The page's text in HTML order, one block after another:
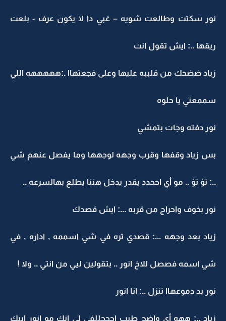
نور سكتت وطالعت شويه – غبي دا لا يكون عرف - بلعت
ريقها ..: ايش تقول انت
زياد ضضحك من قلببه عليها وعلى فجعتهاا .:هههههه اللي
سممعتي يا حلوه
نور دفته وجات بتمشي
بس زياد وقفها وقرب وجهه لوجهها وما يفصل عنهم شي
..: تؤ تؤ .. مو أي اححدد يقدر يدخل هننا يطلع بهالسرعه ..
نور بخوف واحراج من قربه ...: ايش قصدك
زياد بعد وجهه ...: قصدي تره في شي اسممه , اداره , في
شي اسمه فصصل للاخ انور .. بتقولين ليي من انتي .. ولا !
نور بد دموعهاا تنزل ..: انا انور
زياد ..: ههه أي واضح طيب احححللفي لي انك مو انور ابيك